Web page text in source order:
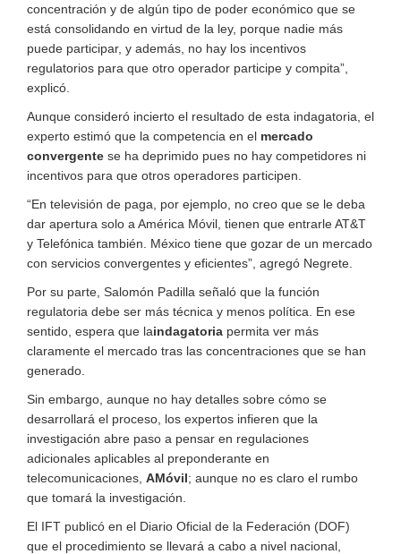
concentración y de algún tipo de poder económico que se
está consolidando en virtud de la ley, porque nadie más
puede participar, y además, no hay los incentivos
regulatorios para que otro operador participe y compita”,
explicó.
Aunque consideró incierto el resultado de esta indagatoria, el
experto estimó que la competencia en el mercado
convergente se ha deprimido pues no hay competidores ni
incentivos para que otros operadores participen.
“En televisión de paga, por ejemplo, no creo que se le deba
dar apertura solo a América Móvil, tienen que entrarle AT&T
y Telefónica también. México tiene que gozar de un mercado
con servicios convergentes y eficientes”, agregó Negrete.
Por su parte, Salomón Padilla señaló que la función
regulatoria debe ser más técnica y menos política. En ese
sentido, espera que laindagatoria permita ver más
claramente el mercado tras las concentraciones que se han
generado.
Sin embargo, aunque no hay detalles sobre cómo se
desarrollará el proceso, los expertos infieren que la
investigación abre paso a pensar en regulaciones
adicionales aplicables al preponderante en
telecomunicaciones, AMóvil; aunque no es claro el rumbo
que tomará la investigación.
El IFT publicó en el Diario Oficial de la Federación (DOF)
que el procedimiento se llevará a cabo a nivel nacional,